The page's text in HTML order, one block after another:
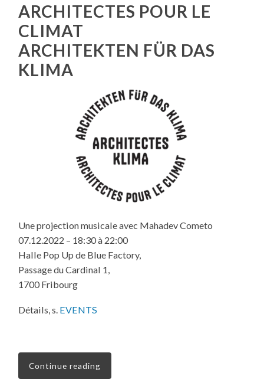
ARCHITECTES POUR LE
CLIMAT
ARCHITEKTEN FÜR DAS
KLIMA
Une projection musicale avec Mahadev Cometo
07.12.2022 – 18:30 à 22:00
Halle Pop Up de Blue Factory,
Passage du Cardinal 1,
1700 Fribourg
Détails, s. EVENTS
Continue reading